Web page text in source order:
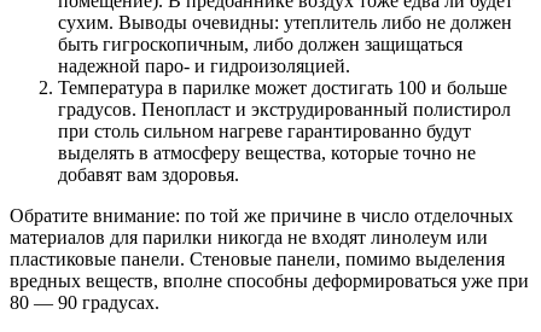
сухим. Выводы очевидны: утеплитель либо не должен
быть гигроскопичным, либо должен защищаться
надежной паро- и гидроизоляцией.
Температура в парилке может достигать 100 и больше
градусов. Пенопласт и экструдированный полистирол
при столь сильном нагреве гарантированно будут
выделять в атмосферу вещества, которые точно не
добавят вам здоровья.
Обратите внимание: по той же причине в число отделочных
материалов для парилки никогда не входят линолеум или
пластиковые панели. Стеновые панели, помимо выделения
вредных веществ, вполне способны деформироваться уже при
80 — 90 градусах.